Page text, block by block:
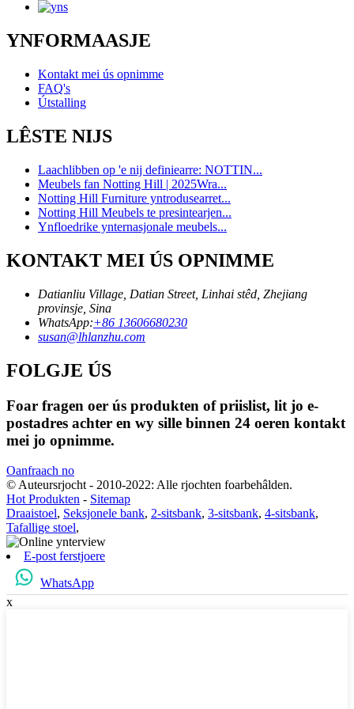
YNFORMAASJE
Kontakt mei ús opnimme
FAQ's
Útstalling
LÊSTE NIJS
Laachlibben op 'e nij definiearre: NOTTIN...
Meubels fan Notting Hill | 2025Wra...
Notting Hill Furniture yntrodusearret...
Notting Hill Meubels te presintearjen...
Ynfloedrike ynternasjonale meubels...
KONTAKT MEI ÚS OPNIMME
Datianliu Village, Datian Street, Linhai stêd, Zhejiang
provinsje, Sina
WhatsApp:+86 13606680230
susan@lhlanzhu.com
FOLGJE ÚS
Foar fragen oer ús produkten of priislist, lit jo e-
postadres achter en wy sille binnen 24 oeren kontakt
mei jo opnimme.
Oanfraach no
© Auteursrjocht - 2010-2022: Alle rjochten foarbehâlden.
Hot Produkten - Sitemap
Draaistoel, Seksjonele bank, 2-sitsbank, 3-sitsbank, 4-sitsbank,
Tafallige stoel,
E-post ferstjoere
WhatsApp
x